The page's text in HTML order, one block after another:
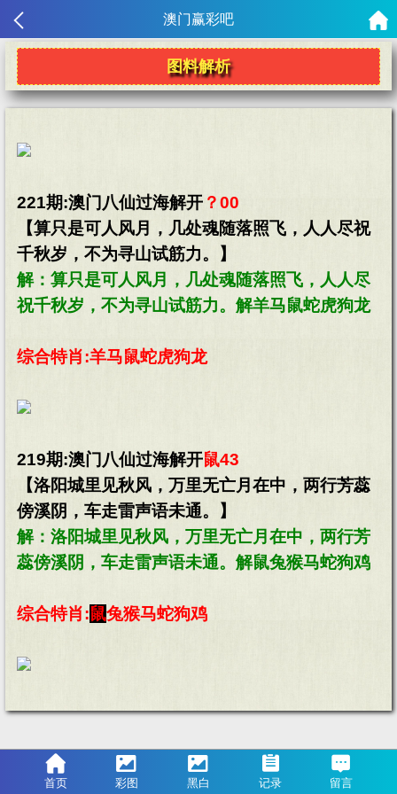
首页 彩图 黑白 记录 留言
澳门赢彩吧
图料解析
221期:澳门八仙过海解开 ？00
【算只是可人风月，几处魂随落照飞，人人尽祝
千秋岁，不为寻山试筋力。】
解：算只是可人风月，几处魂随落照飞，人人尽
祝千秋岁，不为寻山试筋力。解羊马鼠蛇虎狗龙
综合特肖:羊马鼠蛇虎狗龙
219期:澳门八仙过海解开鼠43
【洛阳城里见秋风，万里无亡月在中，两行芳蕊
傍溪阴，车走雷声语未通。】
解：洛阳城里见秋风，万里无亡月在中，两行芳
蕊傍溪阴，车走雷声语未通。解鼠兔猴马蛇狗鸡
综合特肖:鼠兔猴马蛇狗鸡